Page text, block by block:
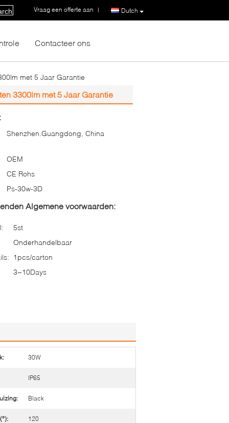
Dutch
Vraag een offerte aan |
Contacteer ons
met 5 Jaar Garantie
3300lm met 5 Jaar Garantie
Shenzhen.Guangdong, China
OEM
CE Rohs
Ps-30w-3D
Algemene voorwaarden:
5st
Onderhandelbaar
1pcs/carton
3~10Days
30W
IP65
Black
120